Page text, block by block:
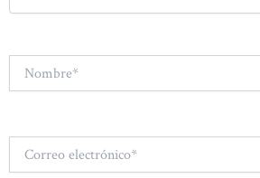
electrónico*